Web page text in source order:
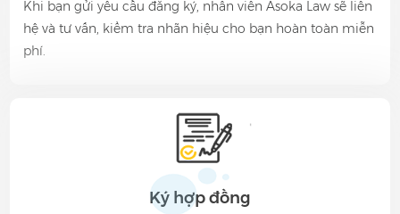
Khi bạn gửi yêu cầu đăng ký, nhân viên Asoka Law sẽ liên
hệ và tư vấn, kiểm tra nhãn hiệu cho bạn hoàn toàn miễn
phí.
Ký hợp đồng